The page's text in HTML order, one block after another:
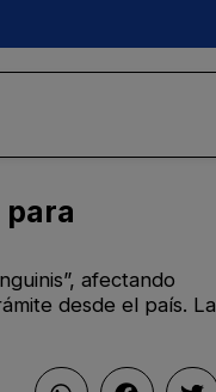
afectando
desde el país. La